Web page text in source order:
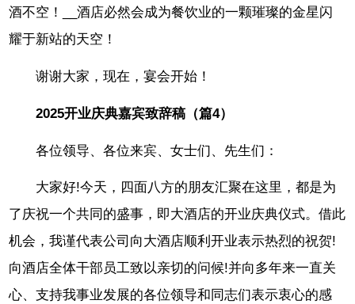
酒不空！__酒店必然会成为餐饮业的一颗璀璨的金星闪
耀于新站的天空！
谢谢大家，现在，宴会开始！
2025开业庆典嘉宾致辞稿（篇4）
各位领导、各位来宾、女士们、先生们：
大家好!今天，四面八方的朋友汇聚在这里，都是为
了庆祝一个共同的盛事，即大酒店的开业庆典仪式。借此
机会，我谨代表公司向大酒店顺利开业表示热烈的祝贺!
向酒店全体干部员工致以亲切的问候!并向多年来一直关
心、支持我事业发展的各位领导和同志们表示衷心的感